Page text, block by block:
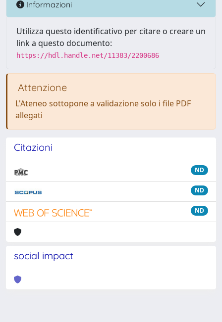
Informazioni
Utilizza questo identificativo per citare o creare un
link a questo documento:
https://hdl.handle.net/11383/2200686
Attenzione
L'Ateneo sottopone a validazione solo i file PDF
allegati
Citazioni
ND
ND
ND
social impact